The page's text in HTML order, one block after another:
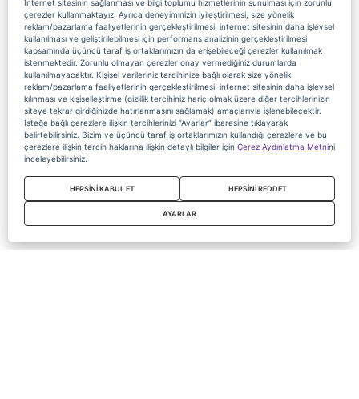
İnternet sitesinin sağlanması ve bilgi toplumu hizmetlerinin sunulması için zorunlu
çerezler kullanmaktayız. Ayrıca deneyiminizin iyileştirilmesi, size yönelik
reklam/pazarlama faaliyetlerinin gerçekleştirilmesi, internet sitesinin daha işlevsel
kullanılması ve geliştirilebilmesi için performans analizinin gerçekleştirilmesi
kapsamında üçüncü taraf iş ortaklarımızın da erişebileceği çerezler kullanılmak
istenmektedir. Zorunlu olmayan çerezler onay vermediğiniz durumlarda
kullanılmayacaktır. Kişisel verileriniz tercihinize bağlı olarak size yönelik
reklam/pazarlama faaliyetlerinin gerçekleştirilmesi, internet sitesinin daha işlevsel
kılınması ve kişiselleştirme (gizlilik tercihiniz hariç olmak üzere diğer tercihlerinizin
siteye tekrar girdiğinizde hatırlanmasını sağlamak) amaçlarıyla işlenebilecektir.
İsteğe bağlı çerezlere ilişkin tercihlerinizi “Ayarlar” ibaresine tıklayarak
belirtebilirsiniz. Bizim ve üçüncü taraf iş ortaklarımızın kullandığı çerezlere ve bu
çerezlere ilişkin tercih haklarına ilişkin detaylı bilgiler için Çerez Aydınlatma Metnini
inceleyebilirsiniz.
HEPSİNİ KABUL ET HEPSİNİ REDDET
AYARLAR